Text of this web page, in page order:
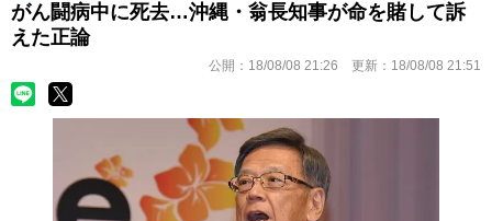
がん闘病中に死去…沖縄・翁長知事が命を賭して訴
えた正論
公開： 18/08/08 21:26 更新： 18/08/08 21:51